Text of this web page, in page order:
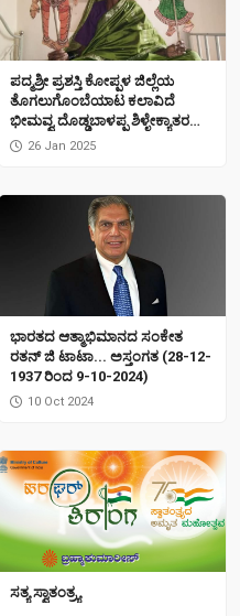
ಪದ್ಮಶ್ರೀ ಪ್ರಶಸ್ತಿ ಕೋಪ್ಪಳ ಜಿಲ್ಲೆಯ
ತೊಗಲುಗೊಂಬೆಯಾಟ ಕಲಾವಿದೆ
ಭೀಮವ್ವ ದೊಡ್ಡಬಾಳಪ್ಪ ಶಿಳ್ಳೇಕ್ಯಾತರ
ಅವರಿಗೆ ಪದ್ಮಶ್ರಿ ಪ್ರಶಸ್ತಿ
26 Jan 2025
ಭಾರತದ ಆತ್ಮಾಭಿಮಾನದ ಸಂಕೇತ
ರತನ್ ಜಿ ಟಾಟಾ... ಅಸ್ತಂಗತ (28-12-
1937 ರಿಂದ 9-10-2024)
10 Oct 2024
ಸತ್ಯ ಸ್ವಾತಂತ್ರ್ಯ